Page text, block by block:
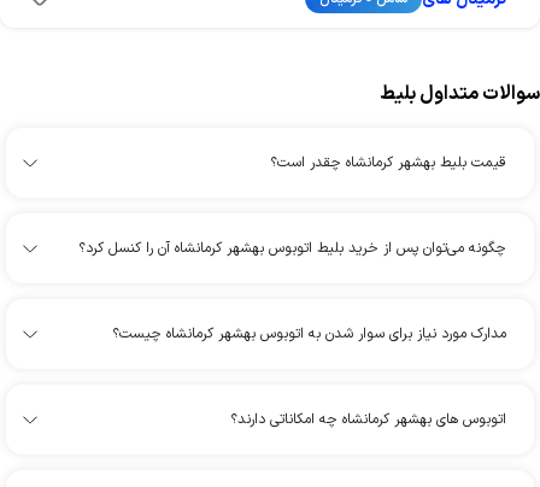
سوالات متداول بلیط
قیمت بلیط بهشهر کرمانشاه چقدر است؟
چگونه می‌توان پس از خرید بلیط اتوبوس بهشهر کرمانشاه آن را کنسل کرد؟
مدارک مورد نیاز برای سوار شدن به اتوبوس بهشهر کرمانشاه چیست؟
اتوبوس های بهشهر کرمانشاه چه امکاناتی دارند؟